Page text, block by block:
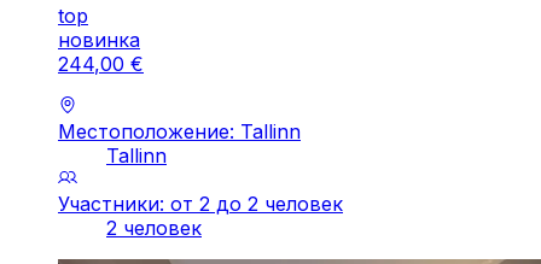
top
новинка
244,00 €
Местоположение: Tallinn
Tallinn
Участники: от 2 до 2 человек
2 человек